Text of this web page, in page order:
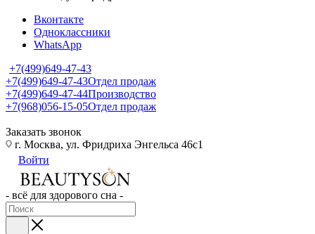
Вконтакте
Одноклассники
WhatsApp
+7(499)649-47-43
+7(499)649-47-43Отдел продаж
+7(499)649-47-44Производство
+7(968)056-15-05Отдел продаж
Заказать звонок
г. Москва, ул. Фридриха Энгельса 46с1
Войти
- всё для здорового сна -